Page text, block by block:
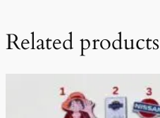
Related products